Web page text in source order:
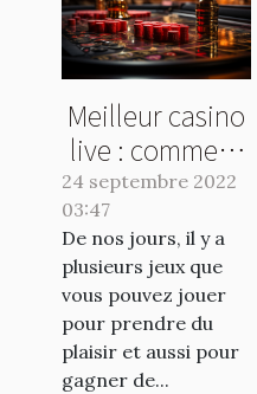
Meilleur casino
live : comment
faire le bon
24 septembre 2022
03:47
De nos jours, il y a
plusieurs jeux que
vous pouvez jouer
pour prendre du
plaisir et aussi pour
gagner de...